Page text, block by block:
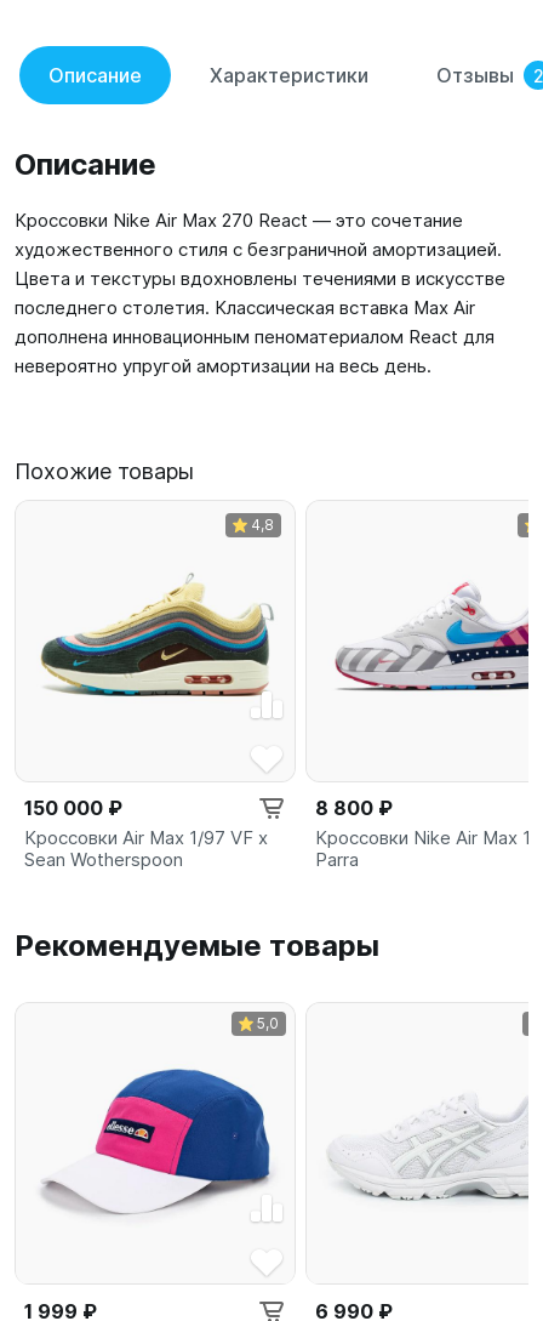
Описание Характеристики Отзывы 2
Описание
Кроссовки Nike Air Max 270 React — это сочетание
художественного стиля с безграничной амортизацией.
Цвета и текстуры вдохновлены течениями в искусстве
последнего столетия. Классическая вставка Max Air
дополнена инновационным пеноматериалом React для
невероятно упругой амортизации на весь день.
Похожие товары
4,8
150 000 ₽
Кроссовки Air Max 1/97 VF x
Sean Wotherspoon
8 800 ₽
Кроссовки Nike Air Max 1
Parra
Рекомендуемые товары
5,0
1 999 ₽ 6 990 ₽